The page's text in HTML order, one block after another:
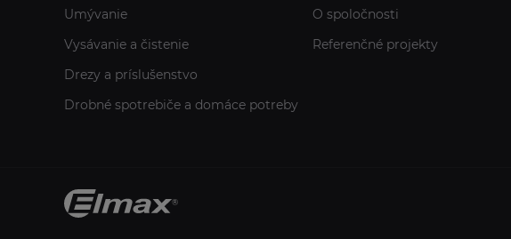
Umývanie
Vysávanie a čistenie
Drezy a príslušenstvo
Drobné spotrebiče a domáce potreby
O spoločnosti
Referenčné projekty